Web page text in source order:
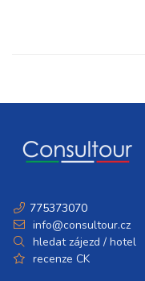
775373070
info@consultour.cz
hledat zájezd / hotel
recenze CK